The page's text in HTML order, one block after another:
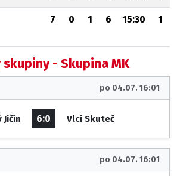
7 0 1 6 15:30 1
skupiny - Skupina MK
po 04.07. 16:01
6:0 Vlci Skuteč
po 04.07. 16:01